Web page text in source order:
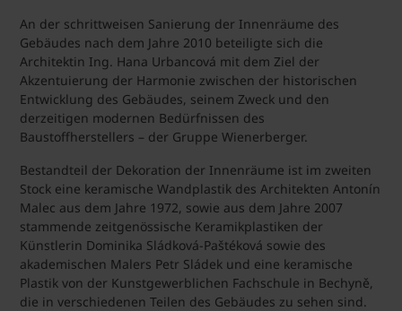
An der schrittweisen Sanierung der Innenräume des
Gebäudes nach dem Jahre 2010 beteiligte sich die
Architektin Ing. Hana Urbancová mit dem Ziel der
Akzentuierung der Harmonie zwischen der historischen
Entwicklung des Gebäudes, seinem Zweck und den
derzeitigen modernen Bedürfnissen des
Baustoffherstellers – der Gruppe Wienerberger.
Bestandteil der Dekoration der Innenräume ist im zweiten
Stock eine keramische Wandplastik des Architekten Antonín
Malec aus dem Jahre 1972, sowie aus dem Jahre 2007
stammende zeitgenössische Keramikplastiken der
Künstlerin Dominika Sládková-Paštéková sowie des
akademischen Malers Petr Sládek und eine keramische
Plastik von der Kunstgewerblichen Fachschule in Bechyně,
die in verschiedenen Teilen des Gebäudes zu sehen sind.